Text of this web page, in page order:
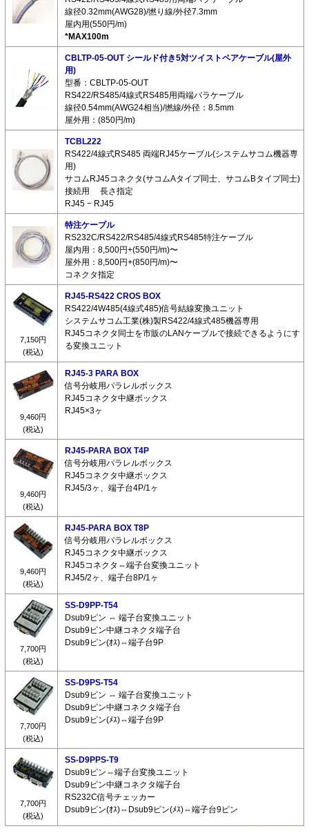
線径0.32mm(AWG28)/撚り線/外径7.3mm
屋内用(550円/m)
*MAX100m
CBLTP-05-OUT シールド付き5対ツイストペアケーブル(屋外
用)
型番：CBLTP-05-OUT
RS422/RS485/4線式RS485用両端バラケーブル
線径0.54mm(AWG24相当)/撚線/外径：8.5mm
屋外用：(850円/m)
TCBL222
RS422/4線式RS485 両端RJ45ケーブル(システムサコム機器専
用)
サコムRJ45コネクタ(サコムAタイプ同士、サコムBタイプ同士)
接続用 長さ指定
RJ45 − RJ45
特注ケーブル
RS232C/RS422/RS485/4線式RS485特注ケーブル
屋内用：8,500円+(550円/m)〜
屋外用：8,500円+(850円/m)〜
コネクタ指定
7,150円
(税込)
RJ45-RS422 CROS BOX
RS422/4W485(4線式485)信号結線変換ユニット
システムサコム工業(株)製RS422/4線式485機器専用
RJ45コネクタ同士を市販のLANケーブルで接続できるようにす
る変換ユニット
9,460円
(税込)
RJ45-3 PARA BOX
信号分岐用パラレルボックス
RJ45コネクタ中継ボックス
RJ45×3ヶ
9,460円
(税込)
RJ45-PARA BOX T4P
信号分岐用パラレルボックス
RJ45コネクタ中継ボックス
RJ45/3ヶ、端子台4P/1ヶ
9,460円
(税込)
RJ45-PARA BOX T8P
信号分岐用パラレルボックス
RJ45コネクタ中継ボックス
RJ45コネクタ⇔端子台変換ユニット
RJ45/2ヶ、端子台8P/1ヶ
7,700円
(税込)
SS-D9PP-T54
Dsub9ピン ⇔ 端子台変換ユニット
Dsub9ピン中継コネクタ端子台
Dsub9ピン(ｵｽ)⇔端子台9P
7,700円
(税込)
SS-D9PS-T54
Dsub9ピン ⇔ 端子台変換ユニット
Dsub9ピン中継コネクタ端子台
Dsub9ピン(ﾒｽ)⇔端子台9P
7,700円
(税込)
SS-D9PPS-T9
Dsub9ピン⇔端子台変換ユニット
Dsub9ピン中継コネクタ端子台
RS232C信号チェッカー
Dsub9ピン(ｵｽ)⇔Dsub9ピン(ﾒｽ)⇔端子台9ピン